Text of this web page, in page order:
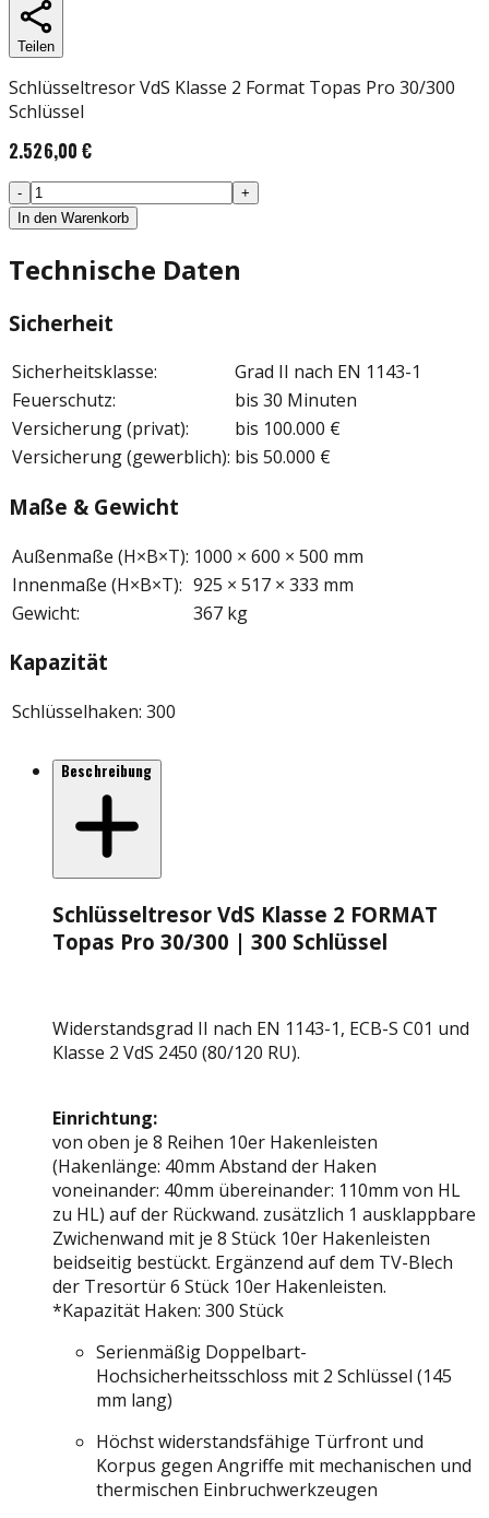
Teilen
Schlüsseltresor VdS Klasse 2 Format Topas Pro 30/300
Schlüssel
2.526,00 €
-
+
In den Warenkorb
Technische Daten
Sicherheit
Sicherheitsklasse:
Grad II nach EN 1143-1
Feuerschutz:
bis 30 Minuten
Versicherung (privat):
bis 100.000 €
Versicherung (gewerblich): bis 50.000 €
Maße & Gewicht
Außenmaße (H×B×T): 1000 × 600 × 500 mm
Innenmaße (H×B×T): 925 × 517 × 333 mm
Gewicht: 367 kg
Kapazität
Schlüsselhaken: 300
Beschreibung
Schlüsseltresor VdS Klasse 2 FORMAT
Topas Pro 30/300 | 300 Schlüssel
Widerstandsgrad II nach EN 1143-1, ECB-S C01 und
Klasse 2 VdS 2450 (80/120 RU).
Einrichtung:
von oben je 8 Reihen 10er Hakenleisten
(Hakenlänge: 40mm Abstand der Haken
voneinander: 40mm übereinander: 110mm von HL
zu HL) auf der Rückwand. zusätzlich 1 ausklappbare
Zwichenwand mit je 8 Stück 10er Hakenleisten
beidseitig bestückt. Ergänzend auf dem TV-Blech
der Tresortür 6 Stück 10er Hakenleisten.
*Kapazität Haken: 300 Stück
Serienmäßig Doppelbart-
Hochsicherheitsschloss mit 2 Schlüssel (145
mm lang)
Höchst widerstandsfähige Türfront und
Korpus gegen Angriffe mit mechanischen und
thermischen Einbruchwerkzeugen